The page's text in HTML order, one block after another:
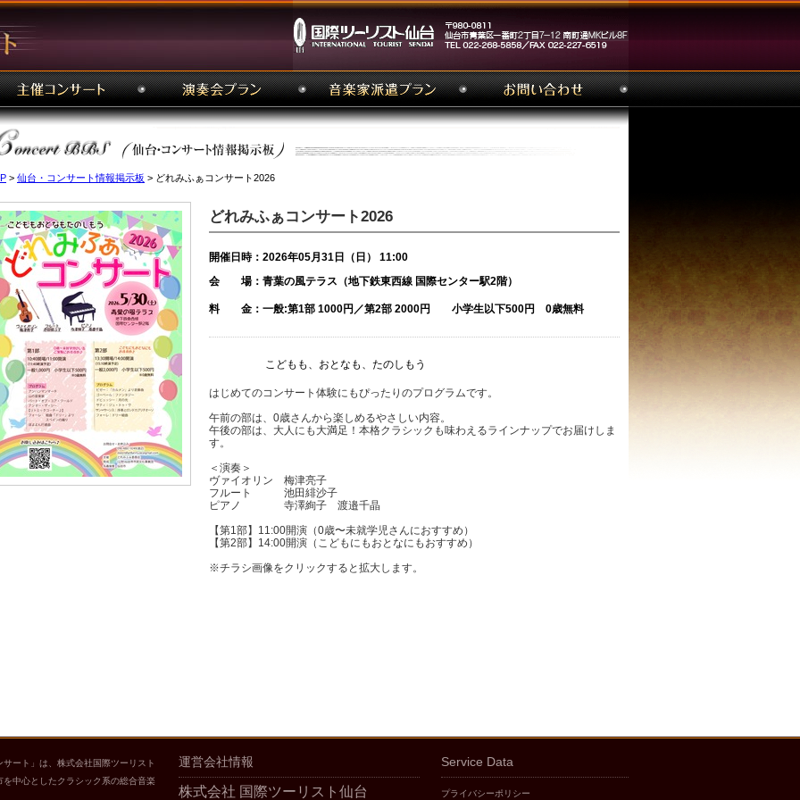
> 仙台・コンサート情報掲示板 > どれみふぁコンサート2026
どれみふぁコンサート2026
開催日時：2026年05月31日（日） 11:00
会 場：青葉の風テラス（地下鉄東西線 国際センター駅2階）
料 金：一般:第1部 1000円／第2部 2000円 小学生以下500円 0歳無料
こどもも、おとなも、たのしもう
はじめてのコンサート体験にもぴったりのプログラムです。
午前の部は、0歳さんから楽しめるやさしい内容。
午後の部は、大人にも大満足！本格クラシックも味わえるラインナップでお届けしま
す。
＜演奏＞
ヴァイオリン 梅津亮子
フルート 池田緋沙子
ピアノ 寺澤絢子 渡邉千晶
【第1部】11:00開演（0歳〜未就学児さんにおすすめ）
【第2部】14:00開演（こどもにもおとなにもおすすめ）
※チラシ画像をクリックすると拡大します。
ート」は、株式会社国際ツーリスト
を中心としたクラシック系の総合音楽
運営会社情報
株式会社 国際ツーリスト仙台
Service Data
プライバシーポリシー